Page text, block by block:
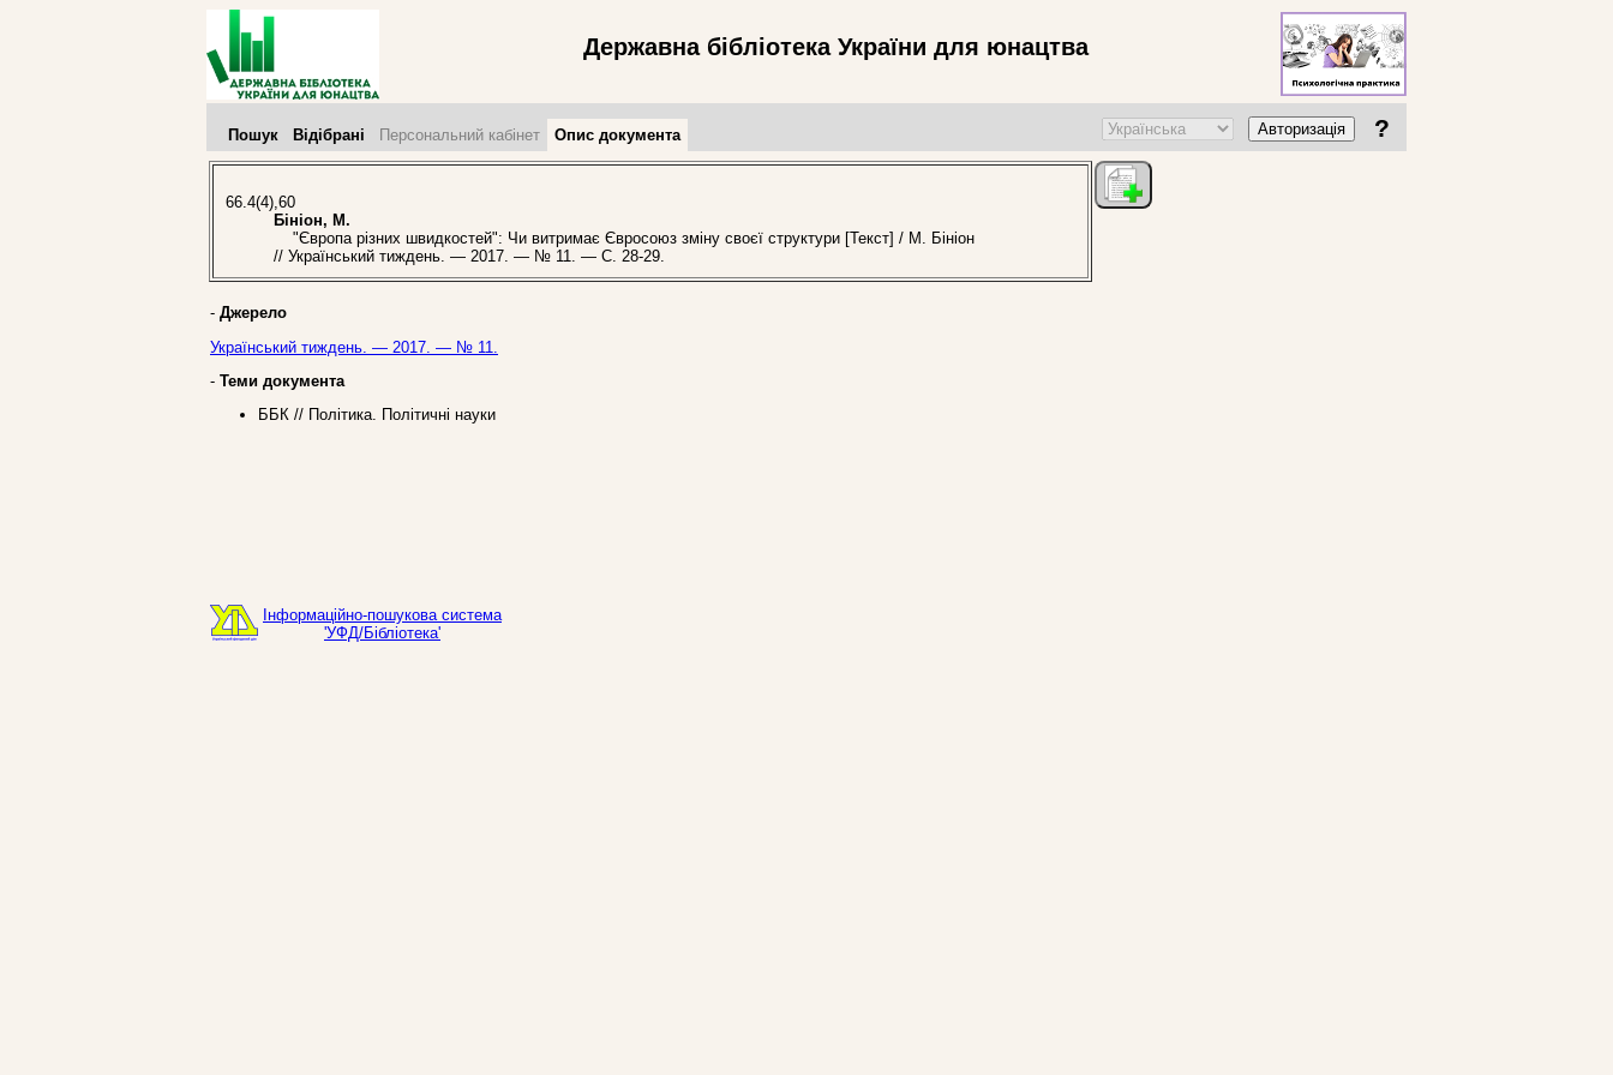
Державна бібліотека України для юнацтва
Пошук Відібрані Персональний кабінет Опис документа Авторизація ?
66.4(4),60
Бініон, М.
"Європа різних швидкостей": Чи витримає Євросоюз зміну своєї структури [Текст] / М. Бініон
// Український тиждень. — 2017. — № 11. — С. 28-29.
- Джерело
Український тиждень. — 2017. — № 11.
- Теми документа
ББК // Політика. Політичні науки
Інформаційно-пошукова система
'УФД/Бібліотека'